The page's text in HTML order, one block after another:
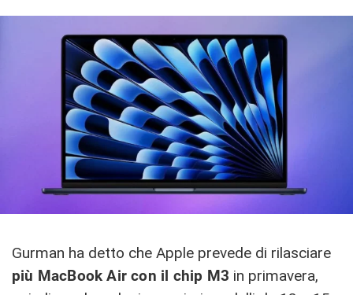
Gurman ha detto che Apple prevede di rilasciare
più MacBook Air con il chip M3 in primavera,